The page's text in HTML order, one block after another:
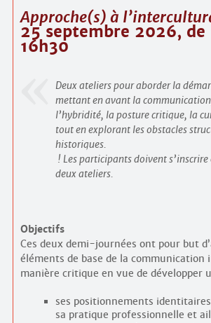
Approche(s) à
25 septembre 2026, de
16h30
Deux ateliers pour aborder la
mettant en avant la
l’hybridité, la posture critique, la
tout en explorant les obstacles
historiques.
! Les participants doivent
deux ateliers.
Objectifs
Ces deux demi-journées ont pour but
éléments de base de la
manière critique en vue de développer
ses positionnements
sa pratique professionnelle et